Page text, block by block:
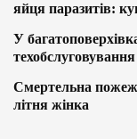
яйця паразитів:
У
Смертельна
літня жінка